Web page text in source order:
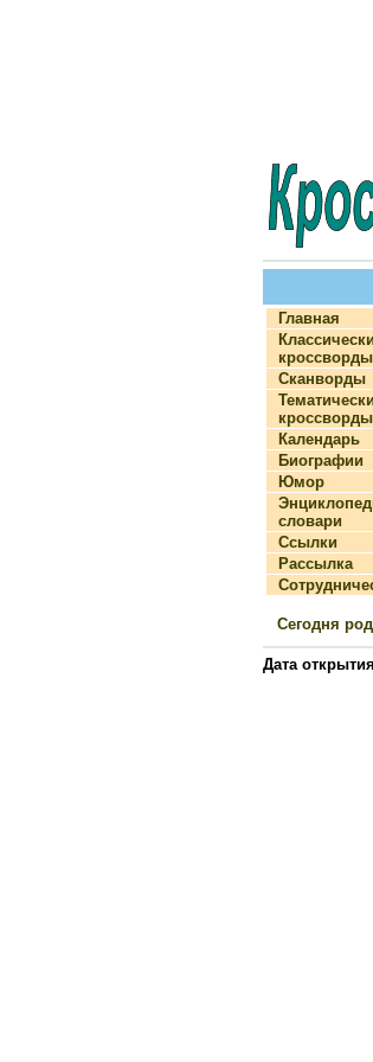
Главная
кроссворды
Сканворды
кроссворды
Календарь
Биографии
Юмор
словари
Ссылки
Рассылка
Сегодня
Дата